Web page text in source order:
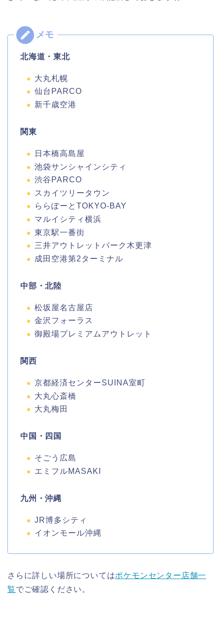
北海道・東北
大丸札幌
仙台PARCO
新千歳空港
関東
日本橋高島屋
池袋サンシャインシティ
渋谷PARCO
スカイツリータウン
ららぽーとTOKYO-BAY
マルイシティ横浜
東京駅一番街
三井アウトレットパーク木更津
成田空港第2ターミナル
中部・北陸
松坂屋名古屋店
金沢フォーラス
御殿場プレミアムアウトレット
関西
京都経済センターSUINA室町
大丸心斎橋
大丸梅田
中国・四国
そごう広島
エミフルMASAKI
九州・沖縄
JR博多シティ
イオンモール沖縄
さらに詳しい場所についてはポケモンセンター店舗一
覧でご確認ください。